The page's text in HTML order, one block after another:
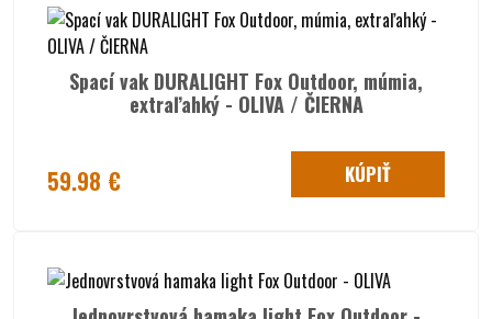
Spací vak DURALIGHT Fox Outdoor, múmia,
extraľahký - OLIVA / ČIERNA
59.98 € KÚPIŤ